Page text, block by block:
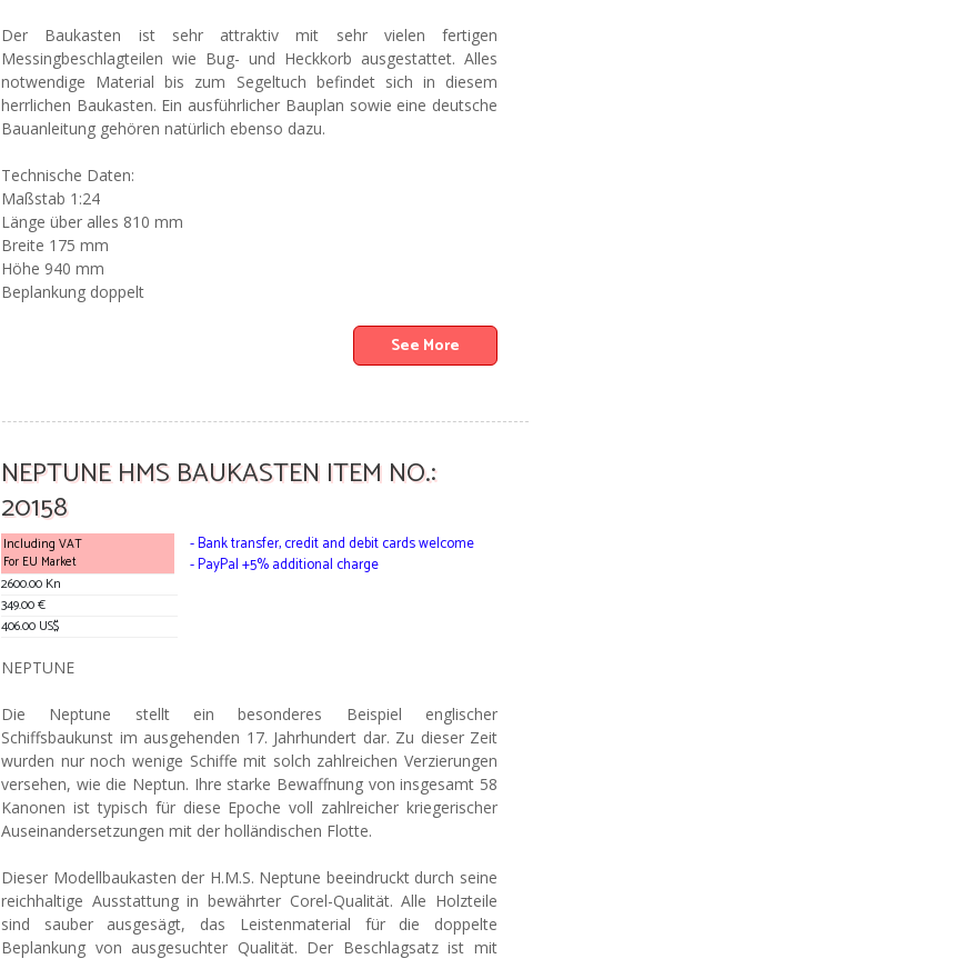
Der Baukasten ist sehr attraktiv mit sehr vielen fertigen
Messingbeschlagteilen wie Bug- und Heckkorb ausgestattet. Alles
notwendige Material bis zum Segeltuch befindet sich in diesem
herrlichen Baukasten. Ein ausführlicher Bauplan sowie eine deutsche
Bauanleitung gehören natürlich ebenso dazu.
Technische Daten:
Maßstab 1:24
Länge über alles 810 mm
Breite 175 mm
Höhe 940 mm
Beplankung doppelt
See More
NEPTUNE HMS BAUKASTEN ITEM NO.:
20158
Including VAT
For EU Market
2600.00 Kn
349.00 €
406.00 US$
- Bank transfer, credit and debit cards welcome
- PayPal +5% additional charge
NEPTUNE
Die Neptune stellt ein besonderes Beispiel englischer
Schiffsbaukunst im ausgehenden 17. Jahrhundert dar. Zu dieser Zeit
wurden nur noch wenige Schiffe mit solch zahlreichen Verzierungen
versehen, wie die Neptun. Ihre starke Bewaffnung von insgesamt 58
Kanonen ist typisch für diese Epoche voll zahlreicher kriegerischer
Auseinandersetzungen mit der holländischen Flotte.
Dieser Modellbaukasten der H.M.S. Neptune beeindruckt durch seine
reichhaltige Ausstattung in bewährter Corel-Qualität. Alle Holzteile
sind sauber ausgesägt, das Leistenmaterial für die doppelte
Beplankung von ausgesuchter Qualität. Der Beschlagsatz ist mit